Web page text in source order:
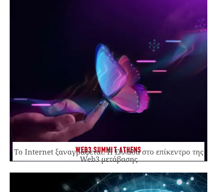
WEB3 SUMMIT ATHENS
Το Internet ξαναγράφεται. Η Ελλάδα στο επίκεντρο της
Web3 μετάβασης